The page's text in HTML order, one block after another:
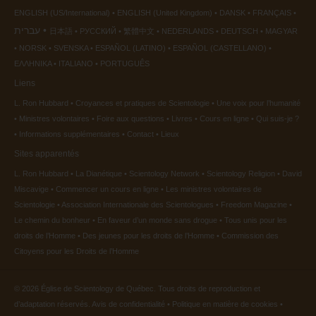
ENGLISH (US/International) ENGLISH (United Kingdom) DANSK FRANÇAIS
עברית 日本語 РУССКИЙ 繁體中文 NEDERLANDS DEUTSCH
MAGYAR
NORSK
SVENSKA ESPAÑOL (LATINO)
ESPAÑOL (CASTELLANO)
ΕΛΛΗΝΙΚA
ITALIANO PORTUGUÊS
Liens
L. Ron Hubbard Croyances et pratiques de Scientologie
Une voix pour l’humanité
Ministres volontaires
Foire aux questions Livres Cours en ligne
Qui suis-je ?
Informations supplémentaires
Contact Lieux
Sites apparentés
L. Ron Hubbard La Dianétique Scientology Network Scientology Religion
David
Miscavige
Commencer un cours en ligne
Les ministres volontaires de
Scientologie
Association Internationale des Scientologues
Freedom Magazine
Le chemin du bonheur
En faveur d’un monde sans drogue
Tous unis pour les
droits de l’Homme
Des jeunes pour les droits de l’Homme
Commission des
Citoyens pour les Droits de l’Homme
© 2026 Église de Scientology de Québec. Tous droits de reproduction et
d’adaptation réservés. Avis de confidentialité • Politique en matière de cookies •